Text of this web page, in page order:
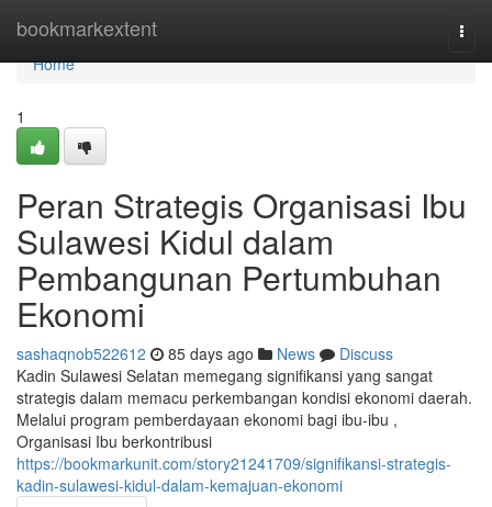
bookmarkextent
Home
Home
1
Peran Strategis Organisasi Ibu
Sulawesi Kidul dalam
Pembangunan Pertumbuhan
Ekonomi
sashaqnob522612 85 days ago News
Discuss
Kadin Sulawesi Selatan memegang signifikansi yang sangat
strategis dalam memacu perkembangan kondisi ekonomi daerah.
Melalui program pemberdayaan ekonomi bagi ibu-ibu ,
Organisasi Ibu berkontribusi
https://bookmarkunit.com/story21241709/signifikansi-strategis-
kadin-sulawesi-kidul-dalam-kemajuan-ekonomi